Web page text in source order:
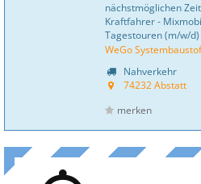
nächstmöglichen
Kraftfahrer -
Tagestouren (m/w/d)
WeGo
Nahverkehr
74232 Abstatt
merken